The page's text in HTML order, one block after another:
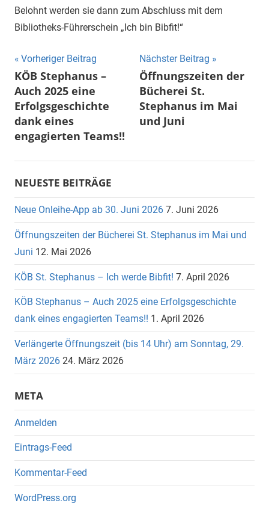
Belohnt werden sie dann zum Abschluss mit dem
Bibliotheks-Führerschein „Ich bin Bibfit!“
Beitragsnavigation
Vorheriger Beitrag
KÖB Stephanus –
Auch 2025 eine
Erfolgsgeschichte
dank eines
engagierten Teams!!
Nächster Beitrag
Öffnungszeiten der
Bücherei St.
Stephanus im Mai
und Juni
NEUESTE BEITRÄGE
Neue Onleihe-App ab 30. Juni 2026 7. Juni 2026
Öffnungszeiten der Bücherei St. Stephanus im Mai und
Juni 12. Mai 2026
KÖB St. Stephanus – Ich werde Bibfit! 7. April 2026
KÖB Stephanus – Auch 2025 eine Erfolgsgeschichte
dank eines engagierten Teams!! 1. April 2026
Verlängerte Öffnungszeit (bis 14 Uhr) am Sonntag, 29.
März 2026 24. März 2026
META
Anmelden
Eintrags-Feed
Kommentar-Feed
WordPress.org